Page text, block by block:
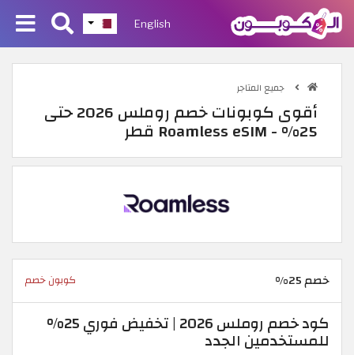
English
جميع المتاجر
أقوى كوبونات خصم روملس 2026 حتى
25% - Roamless eSIM قطر
خصم 25% كوبون خصم
كود خصم روملس 2026 | تخفيض فوري 25%
للمستخدمين الجدد